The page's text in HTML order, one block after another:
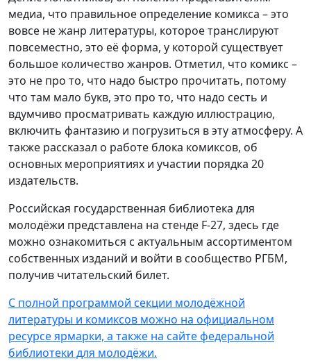
медиа, что правильное определение комикса – это
вовсе не жанр литературы, которое транслируют
повсеместно, это её форма, у которой существует
большое количество жанров. Отметил, что комикс –
это не про то, что надо быстро прочитать, потому
что там мало букв, это про то, что надо сесть и
вдумчиво просматривать каждую иллюстрацию,
включить фантазию и погрузиться в эту атмосферу. А
также рассказал о работе блока комиксов, об
основных мероприятиях и участии порядка 20
издательств.
Российская государственная библиотека для
молодёжи представлена на стенде F-27, здесь где
можно ознакомиться с актуальным ассортиментом
собственных изданий и войти в сообщество РГБМ,
получив читательский билет.
С полной программой секции молодёжной
литературы и комиксов можно на официальном
ресурсе ярмарки, а также на сайте федеральной
библиотеки для молодёжи.